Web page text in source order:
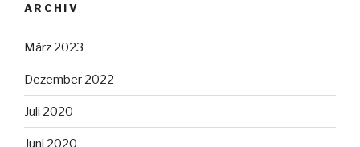
ARCHIV
März 2023
Dezember 2022
Juli 2020
Juni 2020